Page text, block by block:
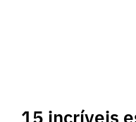
15 incríveis